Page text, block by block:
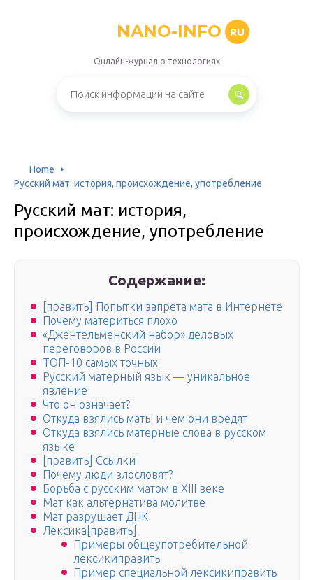
NANO-INFO RU
Онлайн-журнал о технологиях
Home
Русский мат: история, происхождение, употребление
Русский мат: история,
происхождение, употребление
Содержание:
[править] Попытки запрета мата в Интернете
Почему материться плохо
«Джентельменский набор» деловых
переговоров в России
ТОП-10 самых точных
Русский матерный язык — уникальное
явление
Что он означает?
Откуда взялись маты и чем они вредят
Откуда взялись матерные слова в русском
языке
[править] Ссылки
Почему люди злословят?
Борьба с русским матом в XIII веке
Мат как альтернатива молитве
Мат разрушает ДНК
Лексика[править]
Примеры общеупотребительной
лексикиправить
Пример специальной лексикиправить